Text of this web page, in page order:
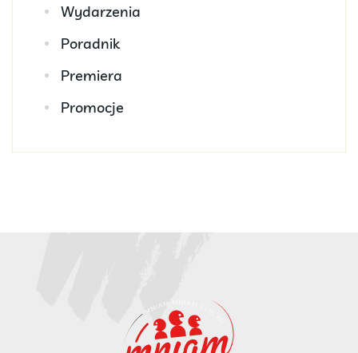
Wydarzenia
Poradnik
Premiera
Promocje